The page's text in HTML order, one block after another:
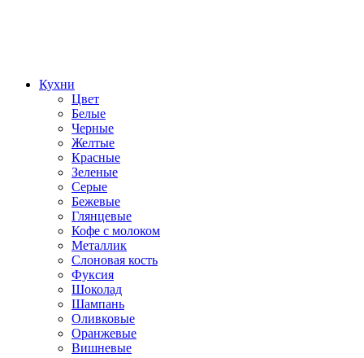
Кухни
Цвет
Белые
Черные
Желтые
Красные
Зеленые
Серые
Бежевые
Глянцевые
Кофе с молоком
Металлик
Слоновая кость
Фуксия
Шоколад
Шампань
Оливковые
Оранжевые
Вишневые